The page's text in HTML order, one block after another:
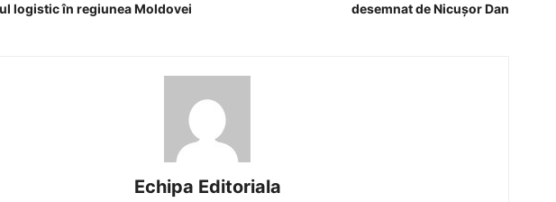
logistic în regiunea Moldovei
desemnat de Nicușor Dan
Echipa Editoriala